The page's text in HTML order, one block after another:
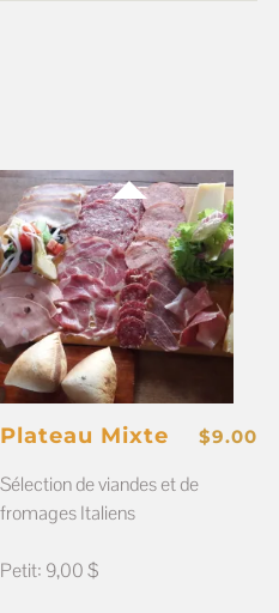
Plateau Mixte $9.00
Sélection de viandes et de
fromages Italiens
Petit: 9,00 $